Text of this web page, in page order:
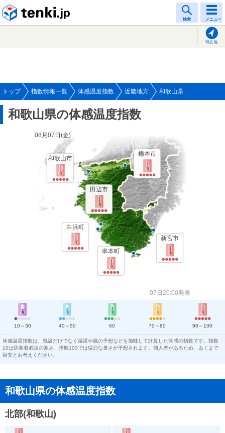
検索 メニュー
現在地
トップ 指数情報一覧 体感温度指数 近畿地方 和歌山県
和歌山県の体感温度指数
08月07日(金)
和歌山市
橋本市
田辺市
新宮市
白浜町
串本町
07日20:00発表
10～30 40～50 60 70～80 90～100
体感温度指数は、気温だけでなく湿度や風の予想などを加味して計算した体感の指数です。指数
10は防寒着必須の寒さ、指数100では猛烈な暑さが予想されます。個人差があるため、あくまで
目安とお考えください。
和歌山県の体感温度指数
北部(和歌山)